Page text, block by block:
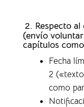
2. Respecto
(envío
capítulos
Fecha
2
como